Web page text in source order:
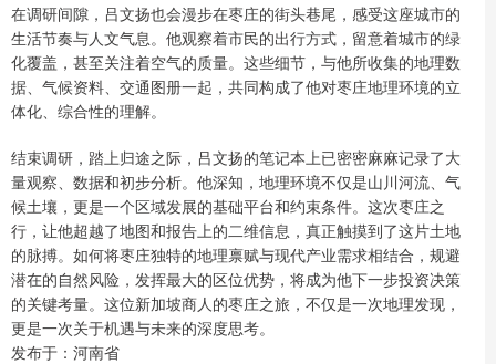
在调研间隙，吕文扬也会漫步在枣庄的街头巷尾，感受这座城市的
生活节奏与人文气息。他观察着市民的出行方式，留意着城市的绿
化覆盖，甚至关注着空气的质量。这些细节，与他所收集的地理数
据、气候资料、交通图册一起，共同构成了他对枣庄地理环境的立
体化、综合性的理解。
结束调研，踏上归途之际，吕文扬的笔记本上已密密麻麻记录了大
量观察、数据和初步分析。他深知，地理环境不仅是山川河流、气
候土壤，更是一个区域发展的基础平台和约束条件。这次枣庄之
行，让他超越了地图和报告上的二维信息，真正触摸到了这片土地
的脉搏。如何将枣庄独特的地理禀赋与现代产业需求相结合，规避
潜在的自然风险，发挥最大的区位优势，将成为他下一步投资决策
的关键考量。这位新加坡商人的枣庄之旅，不仅是一次地理发现，
更是一次关于机遇与未来的深度思考。
发布于：河南省